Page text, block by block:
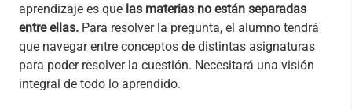
aprendizaje es que las materias no están separadas
entre ellas. Para resolver la pregunta, el alumno tendrá
que navegar entre conceptos de distintas asignaturas
para poder resolver la cuestión. Necesitará una visión
integral de todo lo aprendido.